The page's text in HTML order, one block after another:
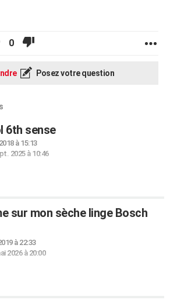
0
Posez votre question
6th sense
à 15:13
2025 à 10:46
sur mon sèche linge Bosch
à 22:33
2026 à 20:00